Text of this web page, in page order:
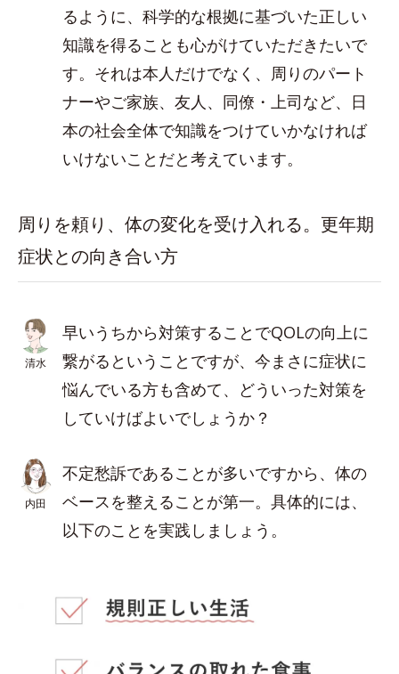
るように、科学的な根拠に基づいた正しい
知識を得ることも心がけていただきたいで
す。それは本人だけでなく、周りのパート
ナーやご家族、友人、同僚・上司など、日
本の社会全体で知識をつけていかなければ
いけないことだと考えています。
周りを頼り、体の変化を受け入れる。更年期
症状との向き合い方
清水
早いうちから対策することでQOLの向上に
繋がるということですが、今まさに症状に
悩んでいる方も含めて、どういった対策を
していけばよいでしょうか？
内田
不定愁訴であることが多いですから、体の
ベースを整えることが第一。具体的には、
以下のことを実践しましょう。